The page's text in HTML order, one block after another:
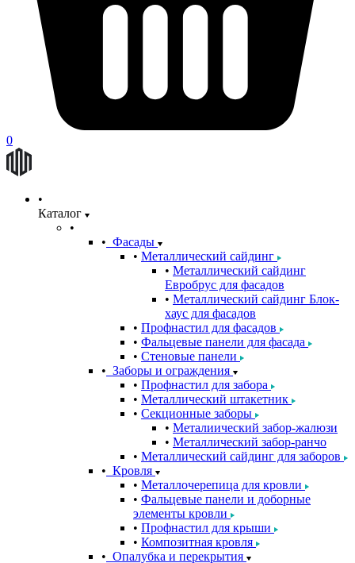
0
Каталог
Фасады
Металлический сайдинг
Металлический сайдинг
Евробрус для фасадов
Металлический сайдинг Блок-
хаус для фасадов
Профнастил для фасадов
Фальцевые панели для фасада
Стеновые панели
Заборы и ограждения
Профнастил для забора
Металлический штакетник
Секционные заборы
Металиический забор-жалюзи
Металлический забор-ранчо
Металлический сайдинг для заборов
Кровля
Металлочерепица для кровли
Фальцевые панели и доборные
элементы кровли
Профнастил для крыши
Композитная кровля
Опалубка и перекрытия